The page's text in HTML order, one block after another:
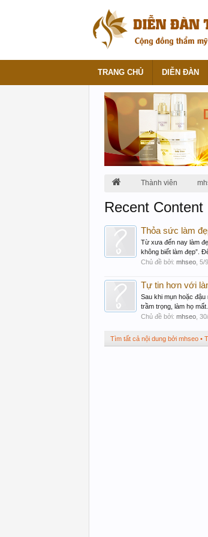
Thành viên
Recent
Thỏa sức làm
Từ xưa đến nay làm
không biết làm đẹp”.
Chủ đề bởi: mhseo 5/
Tự tin hơn với
Sau khi mụn hoặc
trầm trọng, làm họ mất...
Chủ đề bởi: mhseo
Tìm tất cả nội dung bởi mhseo
TRANG CHỦ DIỄN ĐÀN